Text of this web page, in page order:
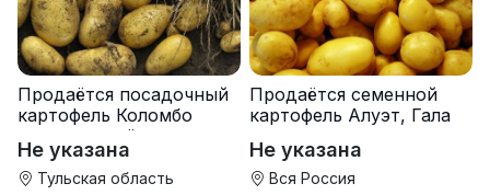
Продаётся посадочный
картофель Коломбо
оптом от трёх тонн
Не указана
Тульская область
Продаётся семенной
картофель Алуэт, Гала
Не указана
Вся Россия